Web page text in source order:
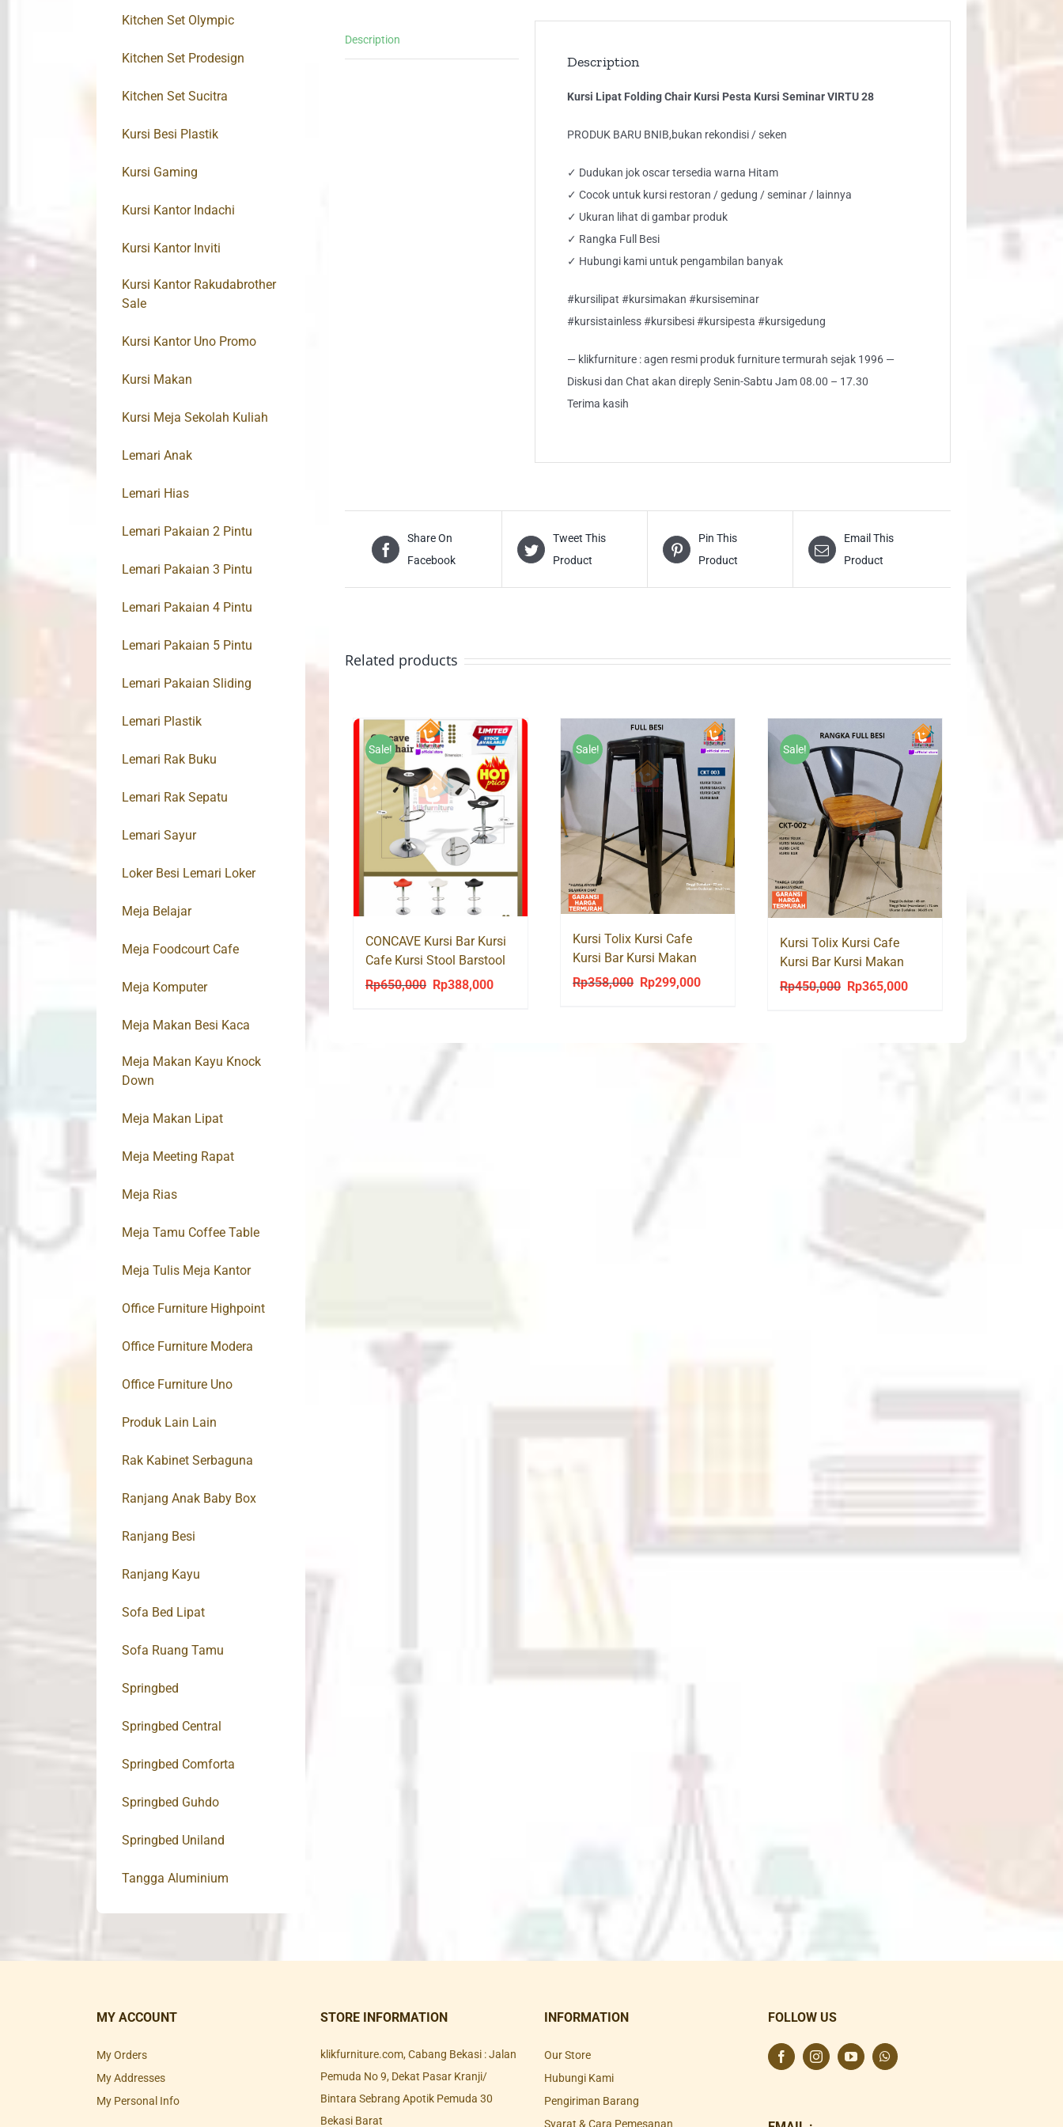
VIRTU
Description
Description
Kursi Lipat Folding Chair Kursi Pesta Kursi Seminar VIRTU 28
PRODUK BARU BNIB,bukan rekondisi / seken
✓ Dudukan jok oscar tersedia warna Hitam
✓ Cocok untuk kursi restoran / gedung / seminar / lainnya
✓ Ukuran lihat di gambar produk
✓ Rangka Full Besi
✓ Hubungi kami untuk pengambilan banyak
#kursilipat #kursimakan #kursiseminar
#kursistainless #kursibesi #kursipesta #kursigedung
— klikfurniture : agen resmi produk furniture termurah sejak 1996 —
Diskusi dan Chat akan direply Senin-Sabtu Jam 08.00 – 17.30
Terima kasih
Share On
Facebook
Tweet This
Product
Pin This
Product
Email This
Product
Related products
Sale!
CONCAVE Kursi Bar Kursi
Cafe Kursi Stool Barstool
Hidrolik
Rp650,000
Original
Rp650,000.
Rp388,000Current
Sale!
Kursi Tolix Kursi Cafe
Kursi Bar Kursi Makan
Kursi Resto Tinggi CKT
Rp358,000
Original
Rp358,000.
Rp299,000Current
Sale!
Kursi Tolix Kursi Cafe
Kursi Bar Kursi Makan
Kursi Resto CKT 002
Rp450,000
Original
Rp365,000Current
Kitchen Set Olympic
Kitchen Set Prodesign
Kitchen Set Sucitra
Kursi Besi Plastik
Kursi Gaming
Kursi Kantor Indachi
Kursi Kantor Inviti
Kursi Kantor Rakudabrother
Sale
Kursi Kantor Uno Promo
Kursi Makan
Kursi Meja Sekolah Kuliah
Lemari Anak
Lemari Hias
Lemari Pakaian 2 Pintu
Lemari Pakaian 3 Pintu
Lemari Pakaian 4 Pintu
Lemari Pakaian 5 Pintu
Lemari Pakaian Sliding
Lemari Plastik
Lemari Rak Buku
Lemari Rak Sepatu
Lemari Sayur
Loker Besi Lemari Loker
Meja Belajar
Meja Foodcourt Cafe
Meja Komputer
Meja Makan Besi Kaca
Meja Makan Kayu Knock
Down
Meja Makan Lipat
Meja Meeting Rapat
Meja Rias
Meja Tamu Coffee Table
Meja Tulis Meja Kantor
Office Furniture Highpoint
Office Furniture Modera
Office Furniture Uno
Produk Lain Lain
Rak Kabinet Serbaguna
Ranjang Anak Baby Box
Ranjang Besi
Ranjang Kayu
Sofa Bed Lipat
Sofa Ruang Tamu
Springbed
Springbed Central
Springbed Comforta
Springbed Guhdo
Springbed Uniland
Tangga Aluminium
MY ACCOUNT
My Orders
My Addresses
My Personal Info
STORE INFORMATION
klikfurniture.com, Cabang Bekasi : Jalan
Pemuda No 9, Dekat Pasar Kranji/
Bintara Sebrang Apotik Pemuda 30
Bekasi Barat
INFORMATION
Our Store
Hubungi Kami
Pengiriman Barang
Syarat & Cara Pemesanan
FOLLOW US